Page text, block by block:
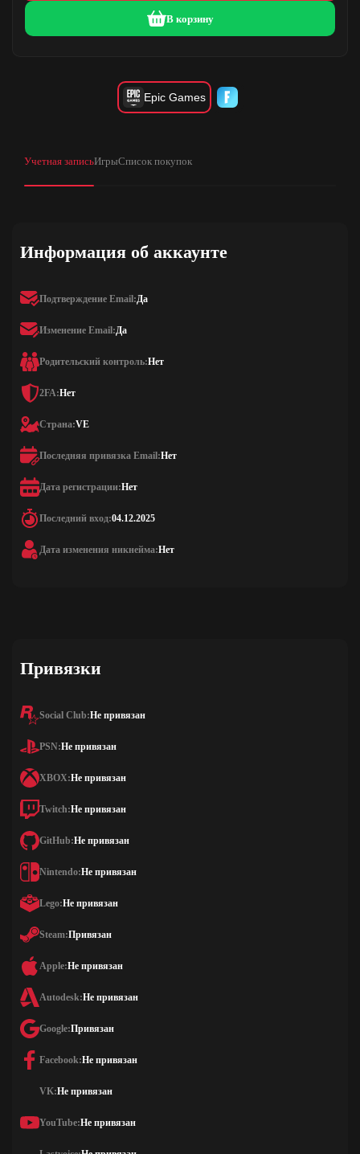
В корзину
Epic Games
Учетная записьИгрыСписок покупок
Информация об аккаунте
Подтверждение Email:Да
Изменение Email:Да
Родительский контроль:Нет
2FA:Нет
Страна:VE
Последняя привязка Email:Нет
Дата регистрации:Нет
Последний вход:04.12.2025
Дата изменения никнейма:Нет
Привязки
Social Club:Не привязан
PSN:Не привязан
XBOX:Не привязан
Twitch:Не привязан
GitHub:Не привязан
Nintendo:Не привязан
Lego:Не привязан
Steam:Привязан
Apple:Не привязан
Autodesk:Не привязан
Google:Привязан
Facebook:Не привязан
VK:Не привязан
YouTube:Не привязан